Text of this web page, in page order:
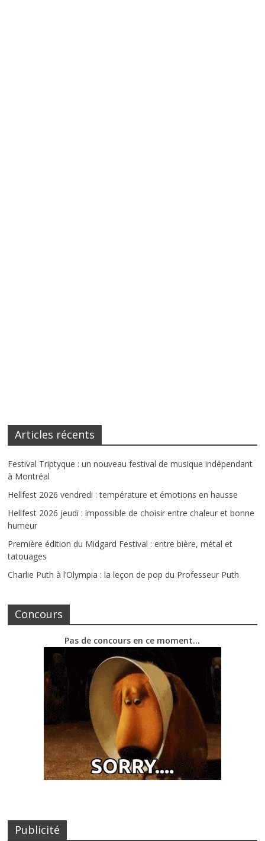
Articles récents
Festival Triptyque : un nouveau festival de musique indépendant
à Montréal
Hellfest 2026 vendredi : température et émotions en hausse
Hellfest 2026 jeudi : impossible de choisir entre chaleur et bonne
humeur
Première édition du Midgard Festival : entre bière, métal et
tatouages
Charlie Puth à l’Olympia : la leçon de pop du Professeur Puth
Concours
Pas de concours en ce moment…
Publicité